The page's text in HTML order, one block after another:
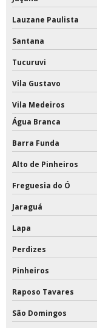
Lauzane Paulista
Santana
Tucuruvi
Vila Gustavo
Vila Medeiros
Água Branca
Barra Funda
Alto de Pinheiros
Freguesia do Ó
Jaraguá
Lapa
Perdizes
Pinheiros
Raposo Tavares
São Domingos